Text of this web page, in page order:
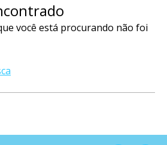
você está procurando não foi